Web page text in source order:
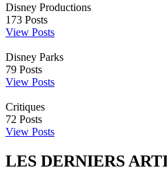
Disney Productions
173 Posts
View Posts
Disney Parks
79 Posts
View Posts
Critiques
72 Posts
View Posts
LES DERNIERS